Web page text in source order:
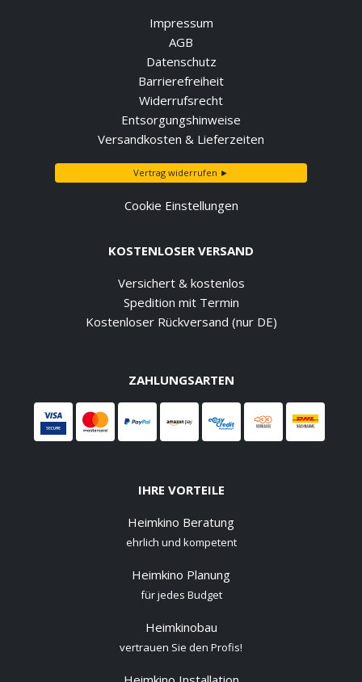
Impressum
AGB
Datenschutz
Barrierefreiheit
Widerrufsrecht
Entsorgungshinweise
Versandkosten & Lieferzeiten
Vertrag widerrufen ►
Cookie Einstellungen
KOSTENLOSER VERSAND
Versichert & kostenlos
Spedition mit Termin
Kostenloser Rückversand (nur DE)
ZAHLUNGSARTEN
IHRE VORTEILE
Heimkino Beratung
ehrlich und kompetent
Heimkino Planung
für jedes Budget
Heimkinobau
vertrauen Sie den Profis!